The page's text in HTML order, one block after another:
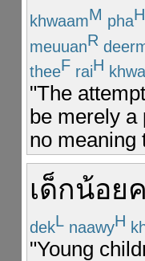
khwaamM phaH
meuuanR
theeF raiH
"The
be merely a
no meaning
เด็กน้อย
dekL naawyH
"Young